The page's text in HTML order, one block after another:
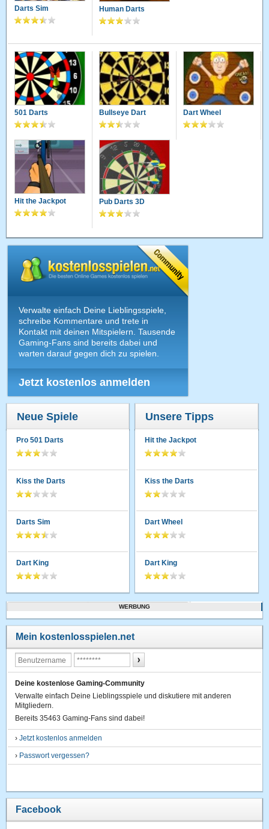
Darts Sim Human Darts
501 Darts Bullseye Dart Dart Wheel
Hit the Jackpot Pub Darts 3D
Verwalte einfach Deine Lieblingsspiele,
schreibe Kommentare und trete in
Kontakt mit deinen Mitspielern. Tausende
Gaming-Fans sind bereits dabei und
warten darauf gegen dich zu spielen.
Jetzt kostenlos anmelden
Neue Spiele
Pro 501 Darts
Kiss the Darts
Darts Sim
Dart King
Unsere Tipps
Hit the Jackpot
Kiss the Darts
Dart Wheel
Dart King
WERBUNG
Mein kostenlosspielen.net
Deine kostenlose Gaming-Community
Verwalte einfach Deine Lieblingsspiele und diskutiere mit anderen
Mitgliedern.
Bereits 35463 Gaming-Fans sind dabei!
›Jetzt kostenlos anmelden
› Passwort vergessen?
Facebook